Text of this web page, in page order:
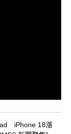
iPhone 18漲